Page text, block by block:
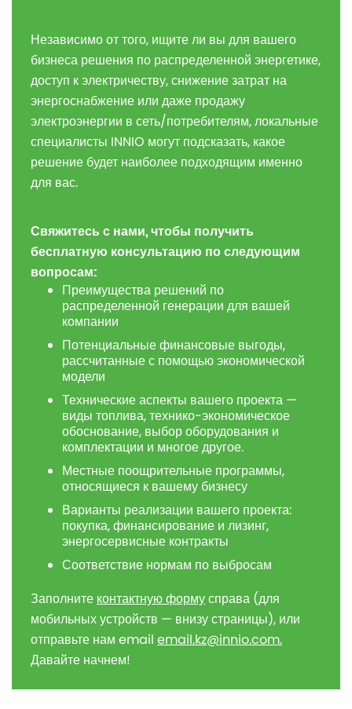
Независимо от того, ищите ли вы для вашего
бизнеса решения по распределенной энергетике,
доступ к электричеству, снижение затрат на
энергоснабжение или даже продажу
электроэнергии в сеть/потребителям, локальные
специалисты INNIO могут подсказать, какое
решение будет наиболее подходящим именно
для вас.
Свяжитесь с нами, чтобы получить
бесплатную консультацию по следующим
вопросам:
Преимущества решений по
распределенной генерации для вашей
компании
Потенциальные финансовые выгоды,
рассчитанные с помощью экономической
модели
Технические аспекты вашего проекта —
виды топлива, технико-экономическое
обоснование, выбор оборудования и
комплектации и многое другое.
Местные поощрительные программы,
относящиеся к вашему бизнесу
Варианты реализации вашего проекта:
покупка, финансирование и лизинг,
энергосервисные контракты
Соответствие нормам по выбросам
Заполните контактную формусправа (для
мобильных устройств — внизу страницы), или
отправьте нам email email.kz@innio.com.
Давайте начнем!